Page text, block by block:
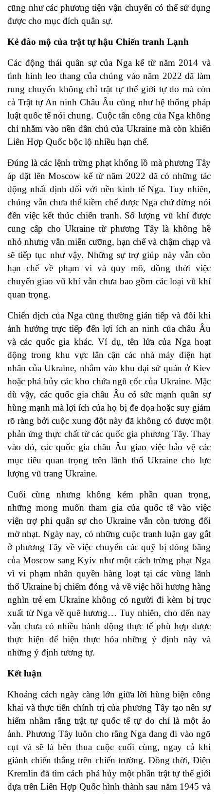
cũng như các phương tiện vận chuyển có thể sử dụng
được cho mục đích quân sự.
Kẻ đào mộ của trật tự hậu Chiến tranh Lạnh
Các động thái quân sự của Nga kể từ năm 2014 và
tình hình leo thang của chúng vào năm 2022 đã làm
rung chuyển không chỉ trật tự thế giới tự do mà còn
cả Trật tự An ninh Châu Âu cũng như hệ thống pháp
luật quốc tế nói chung. Cuộc tấn công của Nga không
chỉ nhằm vào nền dân chủ của Ukraine mà còn khiến
Liên Hợp Quốc bộc lộ nhiều hạn chế.
Đúng là các lệnh trừng phạt khổng lồ mà phương Tây
áp đặt lên Moscow kể từ năm 2022 đã có những tác
động nhất định đối với nền kinh tế Nga. Tuy nhiên,
chúng vẫn chưa thể kiềm chế được Nga chứ đừng nói
đến việc kết thúc chiến tranh. Số lượng vũ khí được
cung cấp cho Ukraine từ phương Tây là không hề
nhỏ nhưng vẫn miễn cưỡng, hạn chế và chậm chạp và
sẽ tiếp tục như vậy. Những sự trợ giúp này vẫn còn
hạn chế về phạm vi và quy mô, đồng thời việc
chuyển giao vũ khí vẫn chưa bao gồm các loại vũ khí
quan trọng.
Chiến dịch của Nga cũng thường gián tiếp và đôi khi
ảnh hưởng trực tiếp đến lợi ích an ninh của châu Âu
và các quốc gia khác. Ví dụ, tên lửa của Nga hoạt
động trong khu vực lân cận các nhà máy điện hạt
nhân của Ukraine, nhắm vào khu đại sứ quán ở Kiev
hoặc phá hủy các kho chứa ngũ cốc của Ukraine. Mặc
dù vậy, các quốc gia châu Âu có sức mạnh quân sự
hùng mạnh mà lợi ích của họ bị đe dọa hoặc suy giảm
rõ ràng bởi cuộc xung đột này đã không có được một
phản ứng thực chất từ các quốc gia phương Tây. Thay
vào đó, các quốc gia châu Âu giao việc bảo vệ các
mục tiêu quan trọng trên lãnh thổ Ukraine cho lực
lượng vũ trang Ukraine.
Cuối cùng nhưng không kém phần quan trọng,
những mong muốn tham gia của quốc tế vào việc
viện trợ phi quân sự cho Ukraine vẫn còn tương đối
mờ nhạt. Ngày nay, có những cuộc tranh luận gay gắt
ở phương Tây về việc chuyển các quỹ bị đóng băng
của Moscow sang Kyiv như một cách trừng phạt Nga
vì vi phạm nhân quyền hàng loạt tại các vùng lãnh
thổ Ukraine bị chiếm đóng và về việc hồi hương hàng
nghìn trẻ em Ukraine không có người đi kèm bị trục
xuất từ ​​Nga về quê hương… Tuy nhiên, cho đến nay
vẫn chưa có nhiều hành động thực tế phù hợp được
thực hiện để hiện thực hóa những ý định này và
những ý định tương tự.
Kết luận
Khoảng cách ngày càng lớn giữa lời hùng biện công
khai và thực tiễn chính trị của phương Tây tạo nên sự
hiểm nhầm rằng trật tự quốc tế tự do chỉ là một ảo
ảnh. Phương Tây luôn cho rằng Nga đang đi vào ngõ
cụt và sẽ là bên thua cuộc cuối cùng, ngay cả khi
giành chiến thắng trên chiến trường. Đồng thời, Điện
Kremlin đã tìm cách phá hủy một phần trật tự thế giới
dựa trên Liên Hợp Quốc hình thành sau năm 1945 và